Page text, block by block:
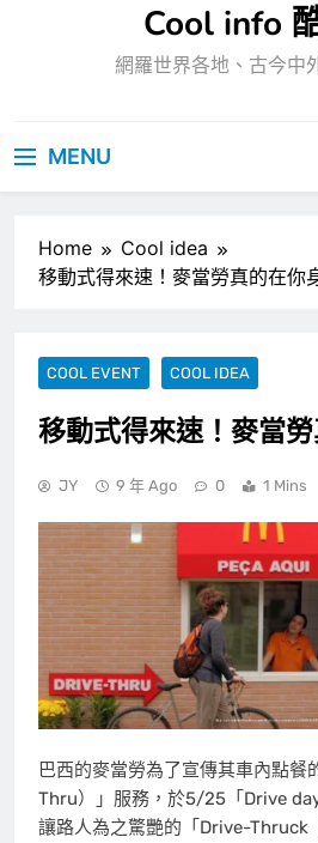
Cool info
網羅世界各地、古今中
MENU
Home
Cool idea
移動式得來速！麥當勞真的在你
COOL EVENT COOL IDEA
移動式得來速！麥當
JY 9 年 Ago 0 1 Mins
巴西的麥當勞為了宣傳其車內點餐
Thru）」服務，於5/25「Drive
讓路人為之驚艷的「Drive-Thruck